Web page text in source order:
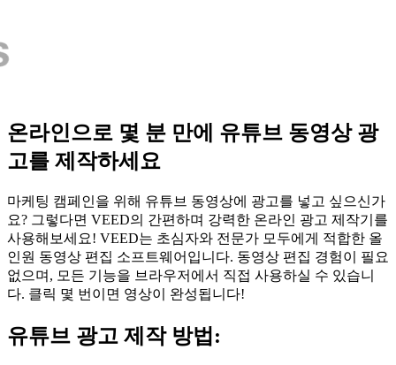
온라인으로 몇 분 만에 유튜브 동영상 광
고를 제작하세요
마케팅 캠페인을 위해 유튜브 동영상에 광고를 넣고 싶으신가
요? 그렇다면 VEED의 간편하며 강력한 온라인 광고 제작기를
사용해보세요! VEED는 초심자와 전문가 모두에게 적합한 올
인원 동영상 편집 소프트웨어입니다. 동영상 편집 경험이 필요
없으며, 모든 기능을 브라우저에서 직접 사용하실 수 있습니
다. 클릭 몇 번이면 영상이 완성됩니다!
유튜브 광고 제작 방법: